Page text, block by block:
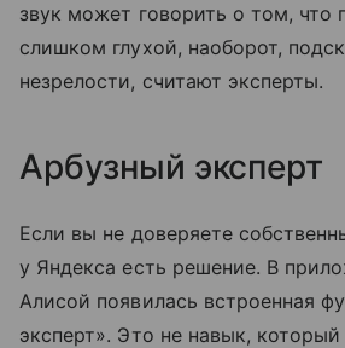
звук может говорить о том, что
слишком глухой, наоборот,
незрелости, считают эксперты.
Арбузный эксперт
Если вы не доверяете
у Яндекса есть решение. В
Алисой появилась встроенная
эксперт». Это не навык,